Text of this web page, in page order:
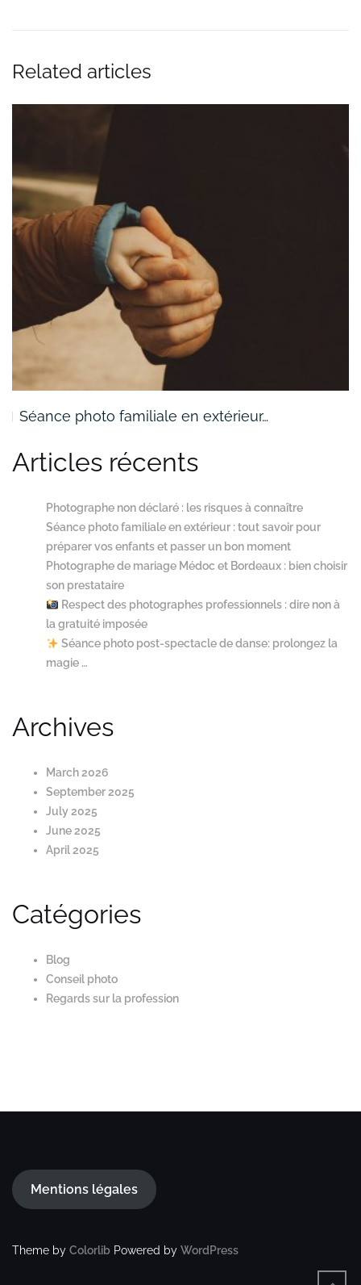
Related articles
Séance photo familiale en extérieur…
Articles récents
Photographe non déclaré : les risques à connaître
Séance photo familiale en extérieur : tout savoir pour
préparer vos enfants et passer un bon moment
Photographe de mariage Médoc et Bordeaux : bien choisir
son prestataire
Respect des photographes professionnels : dire non à
la gratuité imposée
Séance photo post-spectacle de danse: prolongez la
magie …
Archives
March 2026
September 2025
July 2025
June 2025
April 2025
Catégories
Blog
Conseil photo
Regards sur la profession
Mentions légales
Theme by Colorlib Powered by WordPress